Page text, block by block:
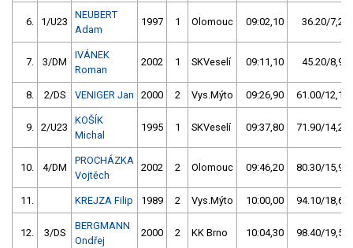
6. 1/U23
NEUBERT
Adam
1997 1 Olomouc 09:02,10 36.20/7,2
7. 3/DM
IVÁNEK
Roman
2002 1 SKVeselí 09:11,10 45.20/8,9
8. 2/DS VENIGER Jan 2000 2 Vys.Mýto 09:26,90 61.00/12,1
9. 2/U23
KOŠÍK
Michal
1995 1 SKVeselí 09:37,80 71.90/14,2
10. 4/DM
PROCHÁZKA
Vojtěch
2002 2 Olomouc 09:46,20 80.30/15,9
11. KREJZA Filip 1989 2 Vys.Mýto 10:00,00 94.10/18,6
12. 3/DS
BERGMANN
Ondřej
2000 2 KK Brno 10:04,30 98.40/19,5